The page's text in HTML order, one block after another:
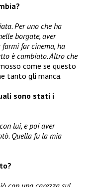
Per uno che ha
borgate, aver
far cinema, ha
è cambiato. Altro che
come se questo
tanto gli manca.
sono stati i
lui, e poi aver
Quella fu la mia